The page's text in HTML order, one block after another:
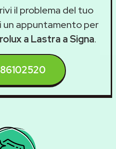
il problema del tuo
appuntamento per
a Lastra a Signa.